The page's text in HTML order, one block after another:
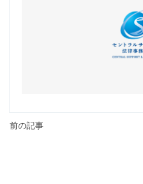
前の記事